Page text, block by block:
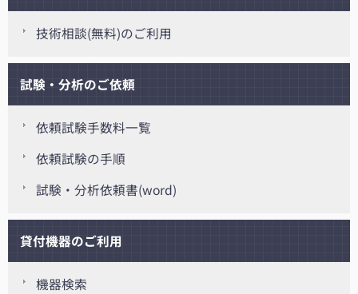
技術相談(無料)のご利用
試験・分析のご依頼
依頼試験手数料一覧
依頼試験の手順
試験・分析依頼書(word)
貸付機器のご利用
機器検索